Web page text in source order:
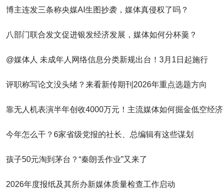
博主连发三条称央媒AI生图抄袭，媒体真侵权了吗？
八部门联合发文促进银发经济发展，媒体如何分杯羹？
@媒体人 未成年人网络信息分类新规出台！3月1日起施行
评职称写论文没头绪？来看新传期刊2026年重点选题方向
靠无人机表演半年创收4000万元！主流媒体如何掘金低空经
今年怎么干？6家省级党报的社长、总编辑有这些谋划
孩子50元淘到茅台？“秦朗丢作业”又来了
2026年度报纸及其所办新媒体质量检查工作启动